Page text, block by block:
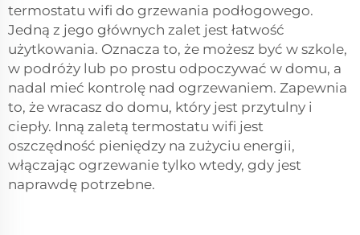
termostatu wifi do grzewania podłogowego.
Jedną z jego głównych zalet jest łatwość
użytkowania. Oznacza to, że możesz być w szkole,
w podróży lub po prostu odpoczywać w domu, a
nadal mieć kontrolę nad ogrzewaniem. Zapewnia
to, że wracasz do domu, który jest przytulny i
ciepły. Inną zaletą termostatu wifi jest
oszczędność pieniędzy na zużyciu energii,
włączając ogrzewanie tylko wtedy, gdy jest
naprawdę potrzebne.